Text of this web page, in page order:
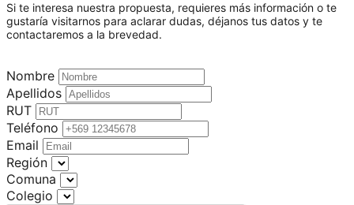
Si te interesa nuestra propuesta, requieres más información o te
gustaría visitarnos para aclarar dudas, déjanos tus datos y te
contactaremos a la brevedad.
Nombre
Apellidos
RUT
Teléfono
Email
Región
Comuna
Colegio